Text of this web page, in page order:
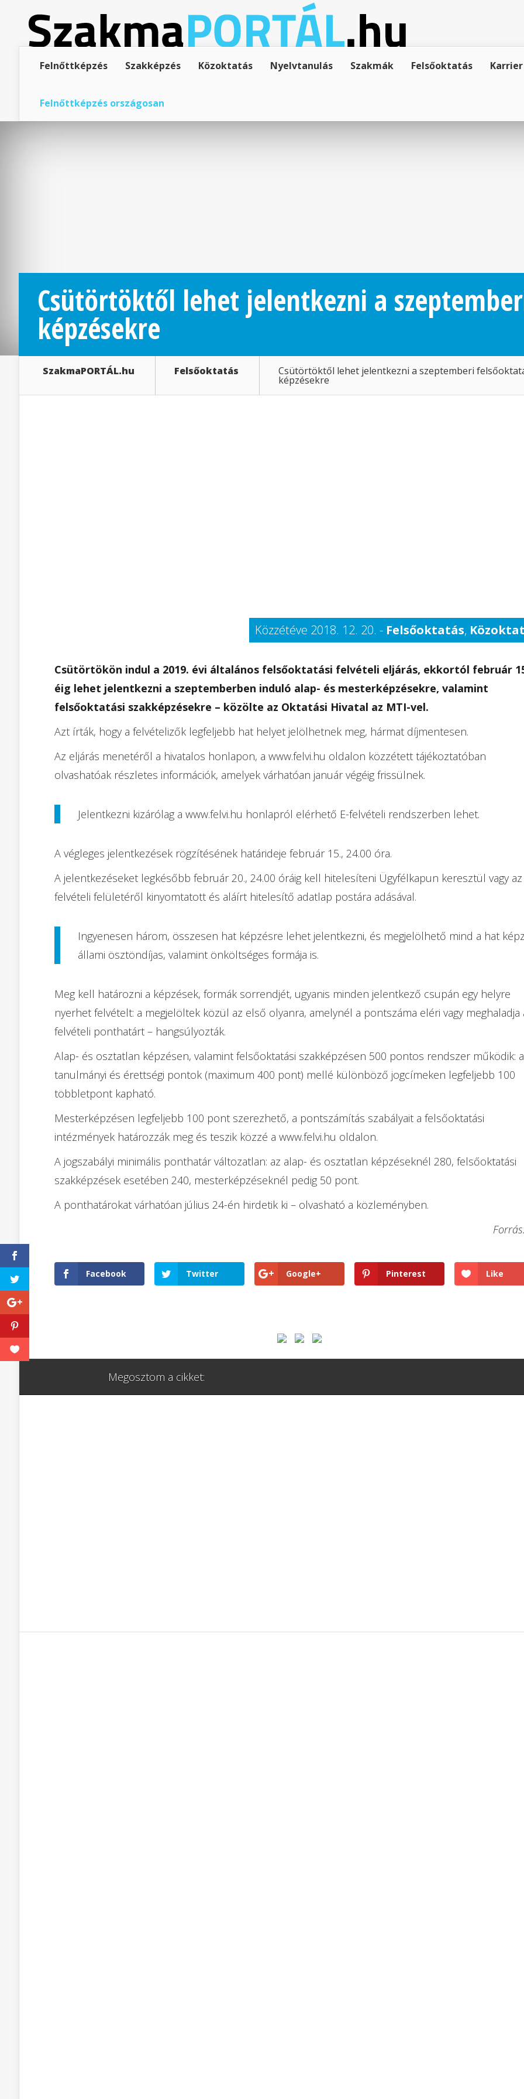
Felnőttképzés Szakképzés Közoktatás Nyelvtanulás Szakmák Felsőoktatás Karrier
Felnőttképzés országosan
Csütörtöktől lehet jelentkezni a
képzésekre
SzakmaPORTÁL.hu Felsőoktatás Csütörtöktől lehet jelentkezni a szeptemberi
képzésekre
Közzétéve 2018. 12. 20. - Felsőoktatás,
Csütörtökön indul a 2019. évi általános felsőoktatási felvételi eljárás, ekkortól február
éig lehet jelentkezni a szeptemberben induló alap- és mesterképzésekre, valamint
felsőoktatási szakképzésekre – közölte az Oktatási Hivatal az MTI-vel.
Azt írták, hogy a felvételizők legfeljebb hat helyet jelölhetnek meg, hármat díjmentesen.
Az eljárás menetéről a hivatalos honlapon, a www.felvi.hu oldalon közzétett tájékoztatóban
olvashatóak részletes információk, amelyek várhatóan január végéig frissülnek.
Jelentkezni kizárólag a www.felvi.hu honlapról elérhető E-felvételi rendszerben lehet.
A végleges jelentkezések rögzítésének határideje február 15., 24.00 óra.
A jelentkezéseket legkésőbb február 20., 24.00 óráig kell hitelesíteni Ügyfélkapun keresztül vagy az
felvételi felületéről kinyomtatott és aláírt hitelesítő adatlap postára adásával.
Ingyenesen három, összesen hat képzésre lehet jelentkezni, és megjelölhető mind a hat
állami ösztöndíjas, valamint önköltséges formája is.
Meg kell határozni a képzések, formák sorrendjét, ugyanis minden jelentkező csupán egy helyre
nyerhet felvételt: a megjelöltek közül az első olyanra, amelynél a pontszáma eléri vagy meghaladja
felvételi ponthatárt – hangsúlyozták.
Alap- és osztatlan képzésen, valamint felsőoktatási szakképzésen 500 pontos rendszer működik: a
tanulmányi és érettségi pontok (maximum 400 pont) mellé különböző jogcímeken legfeljebb 100
többletpont kapható.
Mesterképzésen legfeljebb 100 pont szerezhető, a pontszámítás szabályait a felsőoktatási
intézmények határozzák meg és teszik közzé a www.felvi.hu oldalon.
A jogszabályi minimális ponthatár változatlan: az alap- és osztatlan képzéseknél 280, felsőoktatási
szakképzések esetében 240, mesterképzéseknél pedig 50 pont.
A ponthatárokat várhatóan július 24-én hirdetik ki – olvasható a közleményben.
Facebook Twitter Google+ Pinterest Like
Megosztom a cikket: